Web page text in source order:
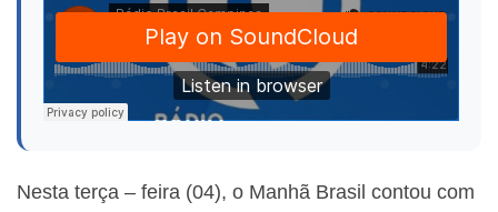
Nesta terça – feira (04), o Manhã Brasil contou com